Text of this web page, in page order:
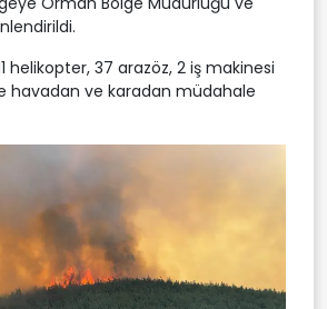
helikopter, 37 arazöz, 2 iş makinesi
havadan ve karadan müdahale